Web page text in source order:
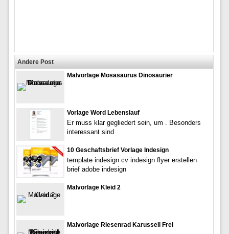
Andere Post
Malvorlage Mosasaurus Dinosaurier
Vorlage Word Lebenslauf
Er muss klar gegliedert sein, um . Besonders
interessant sind
10 Geschaftsbrief Vorlage Indesign
template indesign cv indesign flyer erstellen
brief adobe indesign
Malvorlage Kleid 2
Malvorlage Riesenrad Karussell Frei